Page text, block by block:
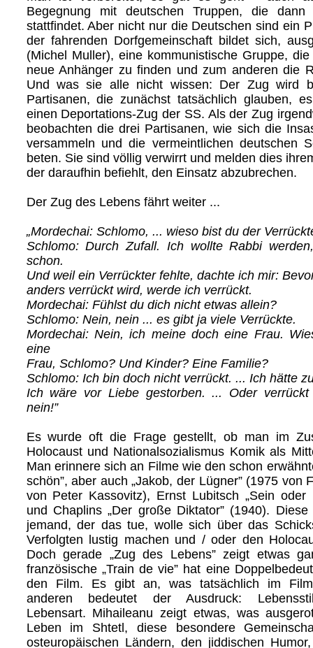
Begegnung mit deutschen Truppen, die dann
stattfindet. Aber nicht nur die Deutschen sind ein
der fahrenden Dorfgemeinschaft bildet sich,
(Michel Muller), eine kommunistische Gruppe,
neue Anhänger zu finden und zum anderen die
Und was sie alle nicht wissen: Der Zug wird
Partisanen, die zunächst tatsächlich glauben,
einen Deportations-Zug der SS. Als der Zug
beobachten die drei Partisanen, wie sich die
versammeln und die vermeintlichen deutschen
beten. Sie sind völlig verwirrt und melden dies
der daraufhin befiehlt, den Einsatz abzubrechen.
Der Zug des Lebens fährt weiter ...
„Mordechai: Schlomo, ... wieso bist du der
Schlomo: Durch Zufall. Ich wollte Rabbi
schon.
Und weil ein Verrückter fehlte, dachte ich mir:
anders verrückt wird, werde ich verrückt.
Mordechai: Fühlst du dich nicht etwas allein?
Schlomo: Nein, nein ... es gibt ja viele Verrückte.
Mordechai: Nein, ich meine doch eine Frau.
eine
Frau, Schlomo? Und Kinder? Eine Familie?
Schlomo: Ich bin doch nicht verrückt. ... Ich hätte
Ich wäre vor Liebe gestorben. ... Oder verrückt
nein!”
Es wurde oft die Frage gestellt, ob man im
Holocaust und Nationalsozialismus Komik als
Man erinnere sich an Filme wie den schon
schön”, aber auch „Jakob, der Lügner” (1975 von
von Peter Kassovitz), Ernst Lubitsch „Sein oder
und Chaplins „Der große Diktator” (1940).
jemand, der das tue, wolle sich über das
Verfolgten lustig machen und / oder den
Doch gerade „Zug des Lebens” zeigt etwas
französische „Train de vie” hat eine
den Film. Es gibt an, was tatsächlich im
anderen bedeutet der Ausdruck:
Lebensart. Mihaileanu zeigt etwas, was
Leben im Shtetl, diese besondere
osteuropäischen Ländern, den jiddischen